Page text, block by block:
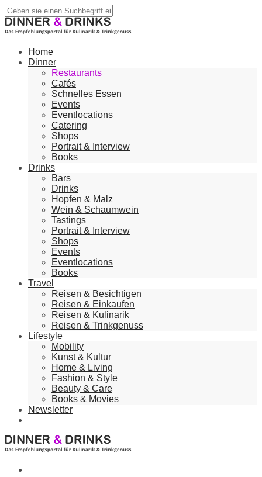
Home
Dinner
Restaurants
Cafés
Schnelles Essen
Events
Eventlocations
Catering
Shops
Portrait & Interview
Books
Drinks
Bars
Drinks
Hopfen & Malz
Wein & Schaumwein
Tastings
Portrait & Interview
Shops
Events
Eventlocations
Books
Travel
Reisen & Besichtigen
Reisen & Einkaufen
Reisen & Kulinarik
Reisen & Trinkgenuss
Lifestyle
Mobility
Kunst & Kultur
Home & Living
Fashion & Style
Beauty & Care
Books & Movies
Newsletter